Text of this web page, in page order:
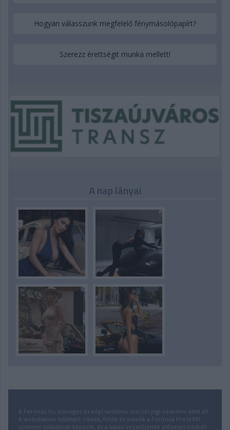
Hogyan válasszunk megfelelő fénymásolópapírt?
Szerezz érettségit munka mellett!
A nap lányai
A Formula.hu szöveges és képi tartalma szerzői jogi védelem alatt áll.
A weboldalon található cikkek, fotók és videók a Formula Press Kft.
szellemi tulajdonát képezik, és a kiadó vezetőjének előzetes írásbeli